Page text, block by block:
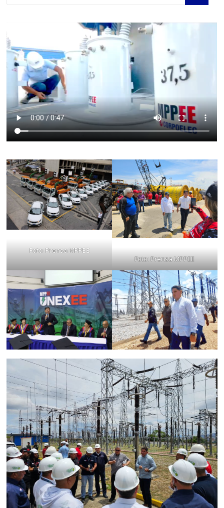
Foto: Prensa MPPEE
Foto: Prensa MPPEE